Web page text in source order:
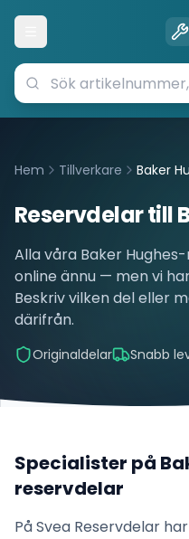
Öppna meny
Hem Tillverkare Baker
Reservdelar till
Alla våra Baker Hughes-
online ännu — men vi
Beskriv vilken del eller
därifrån.
Originaldelar Snabb
Specialister på
reservdelar
På Svea Reservdelar